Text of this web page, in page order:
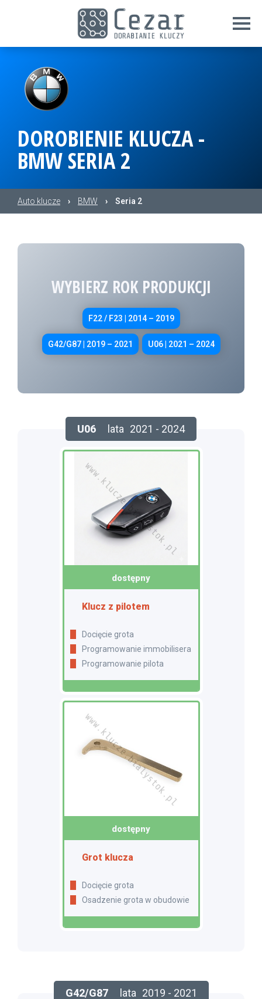
DOROBIENIE KLUCZA -
BMW SERIA 2
Auto klucze › BMW › Seria 2
WYBIERZ ROK PRODUKCJI
F22 / F23 | 2014 – 2019
G42/G87 | 2019 – 2021 U06 | 2021 – 2024
U06 lata 2021 - 2024
dostępny
Klucz z pilotem
Docięcie grota
Programowanie immobilisera
Programowanie pilota
dostępny
Grot klucza
Docięcie grota
Osadzenie grota w obudowie
G42/G87 lata 2019 - 2021